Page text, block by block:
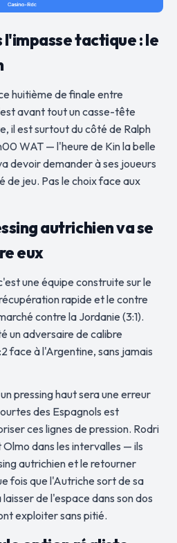
l'impasse tactique : le
huitième de finale entre
avant tout un casse-tête
il est surtout du côté de Ralph
WAT — l'heure de Kin la belle
devoir demander à ses joueurs
de jeu. Pas le choix face aux
autrichien va se
eux
une équipe construite sur le
rapide et le contre
contre la Jordanie (3:1).
un adversaire de calibre
face à l'Argentine, sans jamais
pressing haut sera une erreur
des Espagnols est
ces lignes de pression. Rodri
dans les intervalles — ils
autrichien et le retourner
fois que l'Autriche sort de sa
de l'espace dans son dos
exploiter sans pitié.